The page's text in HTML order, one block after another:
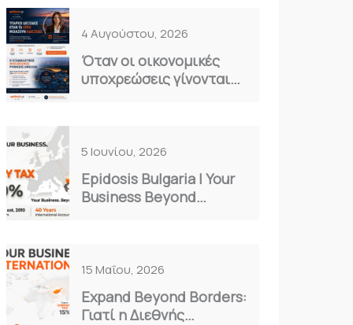
4 Αυγούστου, 2026
Όταν οι οικονομικές
υποχρεώσεις γίνονται
5 Ιουνίου, 2026
Epidosis Bulgaria | Your
Business Beyond
15 Μαΐου, 2026
Expand Beyond Borders:
Γιατί η Διεθνής